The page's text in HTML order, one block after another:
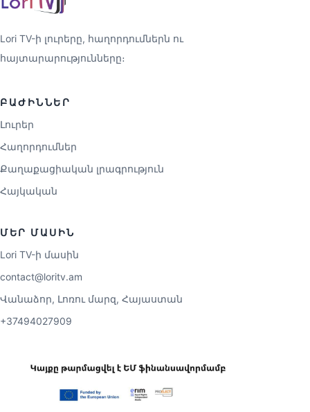
Lori TV-ի լուրերը, հաղորդումներն ու
հայտարարությունները։
ԲԱԺԻՆՆԵՐ
Լուրեր
Հաղորդումներ
Քաղաքացիական լրագրություն
Հայկական
ՄԵՐ ՄԱՍԻՆ
Lori TV-ի մասին
contact@loritv.am
Վանաձոր, Լոռու մարզ, Հայաստան
+37494027909